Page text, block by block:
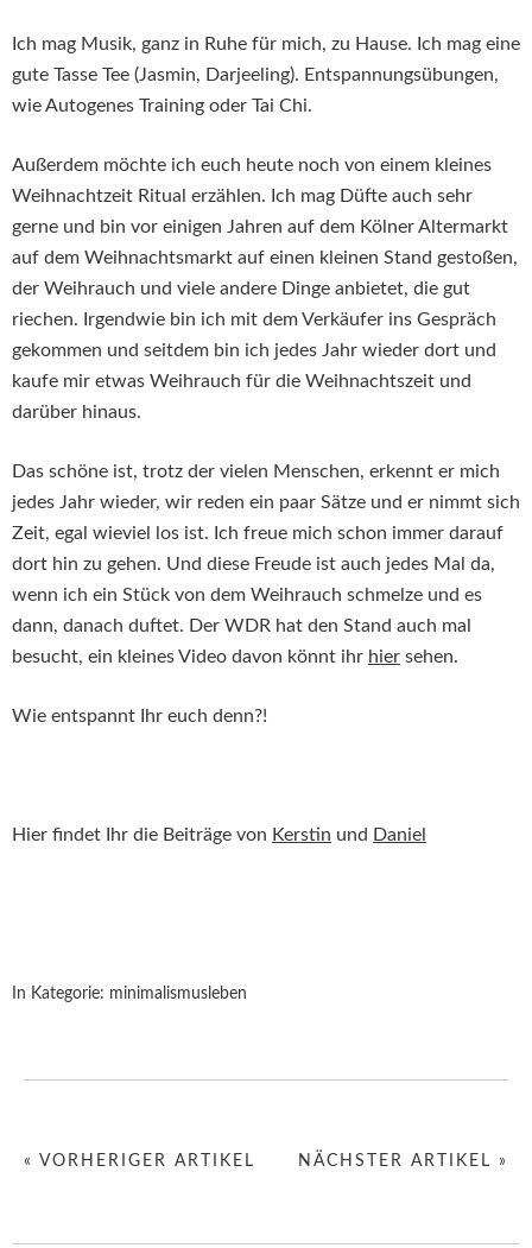
Ich mag Musik, ganz in Ruhe für mich, zu Hause. Ich mag eine
gute Tasse Tee (Jasmin, Darjeeling). Entspannungsübungen,
wie Autogenes Training oder Tai Chi.
Außerdem möchte ich euch heute noch von einem kleines
Weihnachtzeit Ritual erzählen. Ich mag Düfte auch sehr
gerne und bin vor einigen Jahren auf dem Kölner Altermarkt
auf dem Weihnachtsmarkt auf einen kleinen Stand gestoßen,
der Weihrauch und viele andere Dinge anbietet, die gut
riechen. Irgendwie bin ich mit dem Verkäufer ins Gespräch
gekommen und seitdem bin ich jedes Jahr wieder dort und
kaufe mir etwas Weihrauch für die Weihnachtszeit und
darüber hinaus.
Das schöne ist, trotz der vielen Menschen, erkennt er mich
jedes Jahr wieder, wir reden ein paar Sätze und er nimmt sich
Zeit, egal wieviel los ist. Ich freue mich schon immer darauf
dort hin zu gehen. Und diese Freude ist auch jedes Mal da,
wenn ich ein Stück von dem Weihrauch schmelze und es
dann, danach duftet. Der WDR hat den Stand auch mal
besucht, ein kleines Video davon könnt ihr hier sehen.
Wie entspannt Ihr euch denn?!
Hier findet Ihr die Beiträge von Kerstin und Daniel
In Kategorie: minimalismusleben
NÄCHSTER ARTIKEL »
« VORHERIGER ARTIKEL